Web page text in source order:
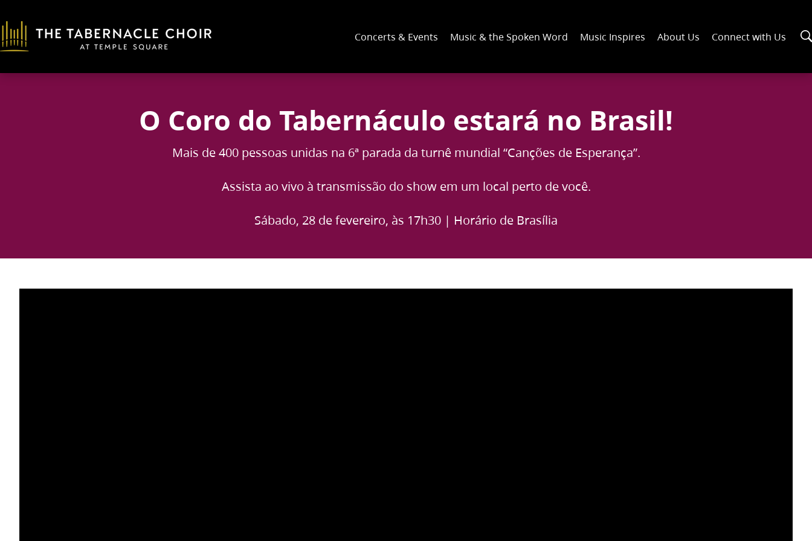
Concerts & Events Music & the Spoken Word Music Inspires About Us Connect with Us
O Coro do Tabernáculo estará no Brasil!
Mais de 400 pessoas unidas na 6ª parada da turnê mundial “Canções de Esperança”.
Assista ao vivo à transmissão do show em um local perto de você.
Sábado, 28 de fevereiro, às 17h30 | Horário de Brasília